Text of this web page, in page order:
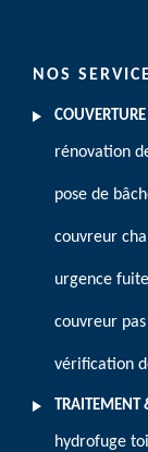
NOS
rénovation
pose de
couvreur
urgence
couvreur
vérification
TRAITEMENT
hydrofuge